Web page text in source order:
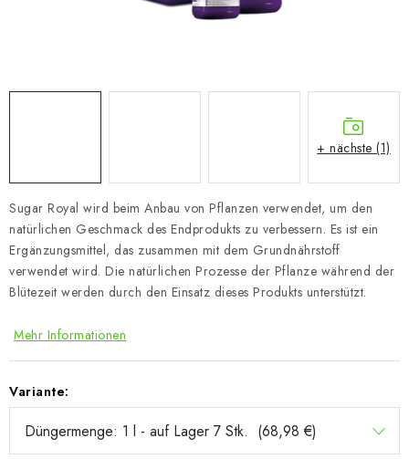
Sugar Royal wird beim Anbau von Pflanzen verwendet, um den
natürlichen Geschmack des Endprodukts zu verbessern. Es ist ein
Ergänzungsmittel, das zusammen mit dem Grundnährstoff
verwendet wird. Die natürlichen Prozesse der Pflanze während der
Blütezeit werden durch den Einsatz dieses Produkts unterstützt.
Mehr Informationen
Variante:
+ nächste (1)